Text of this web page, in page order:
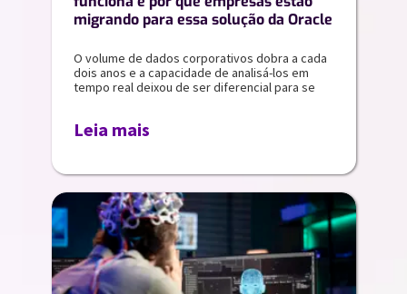
migrando para essa solução da Oracle
O volume de dados corporativos dobra a cada
dois anos e a capacidade de analisá-los em
tempo real deixou de ser diferencial para se
Leia mais